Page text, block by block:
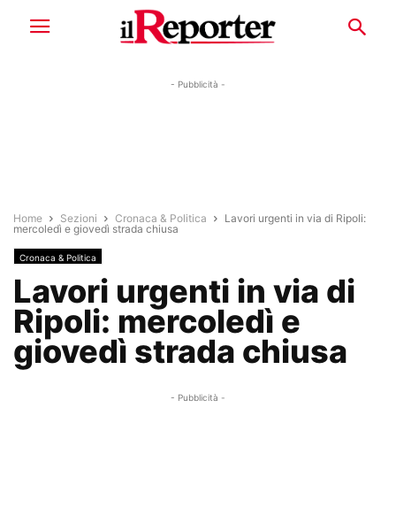
- Pubblicità -
Home Sezioni Cronaca & Politica
Lavori urgenti in via di Ripoli:
mercoledì e giovedì strada chiusa
Cronaca & Politica
Lavori urgenti in via di
Ripoli: mercoledì e
giovedì strada chiusa
- Pubblicità -